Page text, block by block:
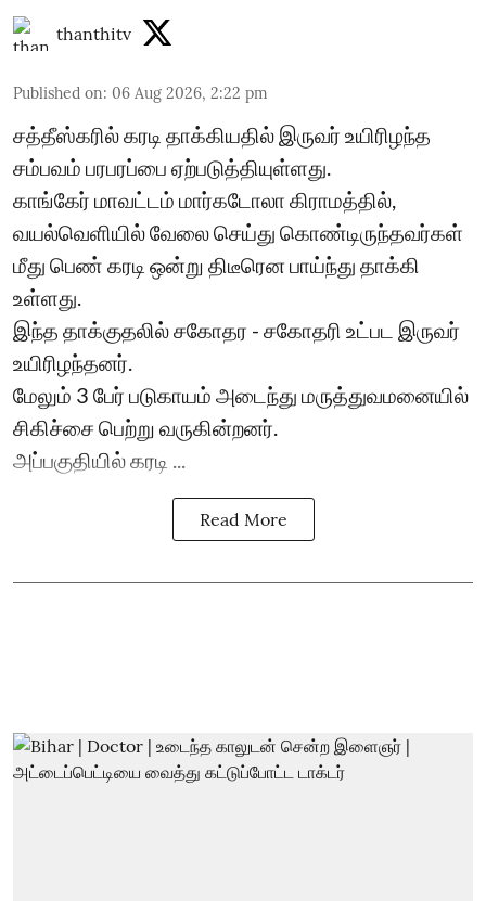
thanthitv
Published on: 06 Aug 2026, 2:22 pm
சத்தீஸ்கரில் கரடி தாக்கியதில் இருவர் உயிரிழந்த
சம்பவம் பரபரப்பை ஏற்படுத்தியுள்ளது.
காங்கேர் மாவட்டம் மார்கடோலா கிராமத்தில்,
வயல்வெளியில் வேலை செய்து கொண்டிருந்தவர்கள்
மீது பெண் கரடி ஒன்று திடீரென பாய்ந்து தாக்கி
உள்ளது.
இந்த தாக்குதலில் சகோதர - சகோதரி உட்பட இருவர்
உயிரிழந்தனர்.
மேலும் 3 பேர் படுகாயம் அடைந்து மருத்துவமனையில்
சிகிச்சை பெற்று வருகின்றனர்.
அப்பகுதியில் கரடி ...
Read More